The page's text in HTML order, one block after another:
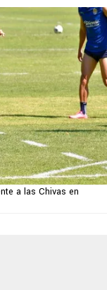
a las Chivas en